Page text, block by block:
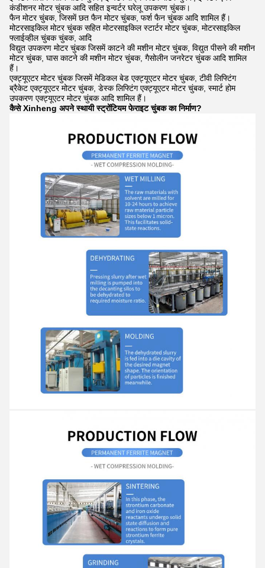
कंडीशनर मोटर चुंबक आदि सहित इन्वर्टर घरेलू उपकरण चुंबक।
फैन मोटर चुंबक, जिसमें छत फैन मोटर चुंबक, फर्श फैन चुंबक आदि शामिल हैं।
मोटरसाइकिल मोटर चुंबक सहित मोटरसाइकिल स्टार्टर मोटर चुंबक, मोटरसाइकिल
फ्लाईव्हील चुंबक चुंबक, आदि
विद्युत उपकरण मोटर चुंबक जिसमें काटने की मशीन मोटर चुंबक, विद्युत पीसने की मशीन
मोटर चुंबक, घास काटने की मशीन मोटर चुंबक, गैसोलीन जनरेटर चुंबक आदि शामिल
हैं।
एक्ट्यूएटर मोटर चुंबक जिसमें मेडिकल बेड एक्ट्यूएटर मोटर चुंबक, टीवी लिफ्टिंग
ब्रैकेट एक्ट्यूएटर मोटर चुंबक, डेस्क लिफ्टिंग एक्ट्यूएटर मोटर चुंबक, स्मार्ट होम
उपकरण एक्ट्यूएटर मोटर चुंबक आदि शामिल हैं।
कैसे Xinheng अपने स्थायी स्ट्रोंटियम फेराइट चुंबक का निर्माण?